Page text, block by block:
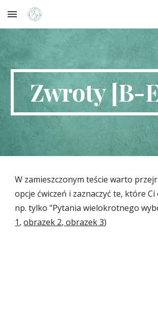
Skip to main content
Zwroty [B-
W zamieszczonym teście warto
opcje ćwiczeń i zaznaczyć te, które
np. tylko "Pytania wielokrotnego
1, obrazek 2, obrazek 3)